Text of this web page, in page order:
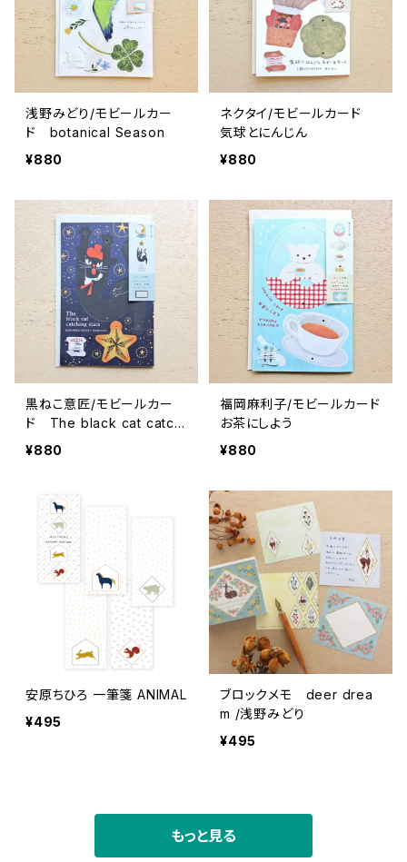
浅野みどり/モビールカー
ド botanical Season
¥880
ネクタイ/モビールカード
気球とにんじん
¥880
黒ねこ意匠/モビールカー
ド The black cat catchi
ng stars
¥880
福岡麻利子/モビールカード
お茶にしよう
¥880
安原ちひろ 一筆箋 ANIMAL
¥495
ブロックメモ deer drea
m /浅野みどり
¥495
もっと見る